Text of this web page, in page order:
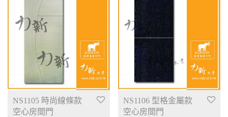
NS1105 時尚線條款
空心房間門
NS1106 型格金屬款
空心房間門